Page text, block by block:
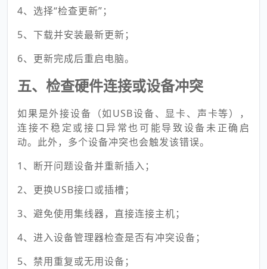
4、选择“检查更新”；
5、下载并安装最新更新；
6、更新完成后重启电脑。
五、检查硬件连接或设备冲突
如果是外接设备（如USB设备、显卡、声卡等），
连接不稳定或接口异常也可能导致设备未正确启
动。此外，多个设备冲突也会触发该错误。
1、断开问题设备并重新插入；
2、更换USB接口或插槽；
3、避免使用集线器，直接连接主机；
4、进入设备管理器检查是否有冲突设备；
5、禁用重复或无用设备；